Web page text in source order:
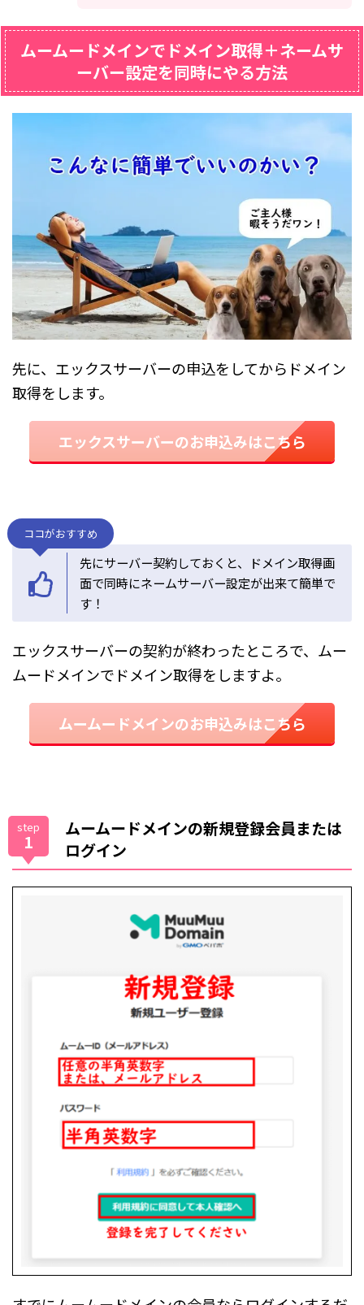
ムームードメインでドメイン取得＋ネームサ
ーバー設定を同時にやる方法
先に、エックスサーバーの申込をしてからドメイン
取得をします。
エックスサーバーのお申込みはこちら
ココがおすすめ
先にサーバー契約しておくと、ドメイン取得画
面で同時にネームサーバー設定が出来て簡単で
す！
エックスサーバーの契約が終わったところで、ムー
ムードメインでドメイン取得をしますよ。
ムームードメインのお申込みはこちら
step
1
ムームードメインの新規登録会員または
ログイン